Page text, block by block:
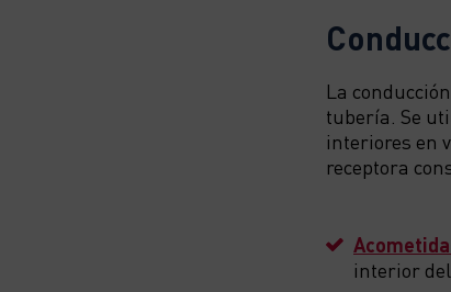
La
tubería. Se
interiores en
receptora
Acometida
interior